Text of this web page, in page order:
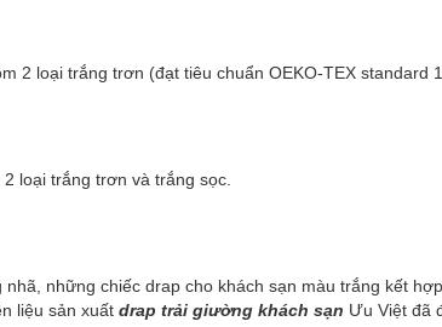
2 loại trắng trơn (đạt tiêu chuẩn OEKO-TEX
2 loại trắng trơn và trắng sọc.
nhã, những chiếc drap cho khách sạn màu trắng kết
liệu sản xuất drap trải giường khách sạn Ưu Việt đã